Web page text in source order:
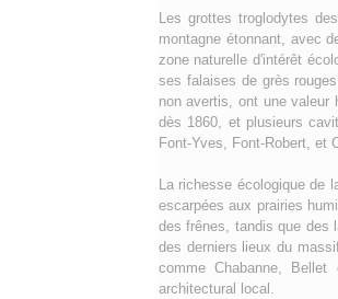
Les grottes troglodytes
montagne étonnant, avec
zone naturelle d'intérêt
ses falaises de grès
non avertis, ont une valeur
dès 1860, et plusieurs
Font-Yves, Font-Robert, et
La richesse écologique de
escarpées aux prairies
des frênes, tandis que des
des derniers lieux du
comme Chabanne,
architectural local.